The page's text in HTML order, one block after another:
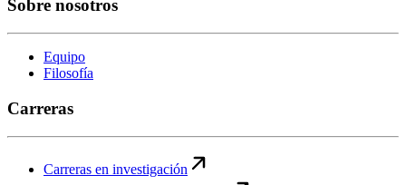
Sobre nosotros
Equipo
Filosofía
Carreras
Carreras en investigación